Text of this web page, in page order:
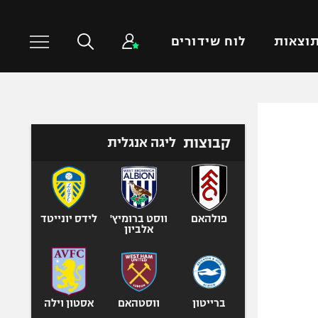
תוצאות לוח שידורים
טניס
כדוריד
כדורעף
שחייה
ג'ודו
אגרוף
ספורט אולימפי
קבוצות ליגה אנגלית
פולהאם
ווסט ברומיץ'
אלביון
לידס יונייטד
ברייטון ווסטהאם אסטון וילה